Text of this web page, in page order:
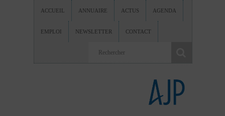
ACCUEIL ANNUAIRE ACTUS AGENDA
EMPLOI NEWSLETTER CONTACT